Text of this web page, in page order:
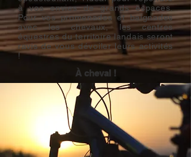
à vos envies de grands espaces.
Pour vos promenades et baignades
avec les chevaux, les centres
équestres du territoire landais seront
ravis de vous dévoiler leurs activités
!
À cheval !